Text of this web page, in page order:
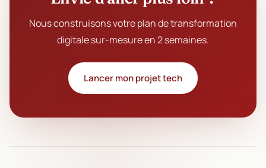
Nous construisons votre plan de transformation
digitale sur-mesure en 2 semaines.
Lancer mon projet tech